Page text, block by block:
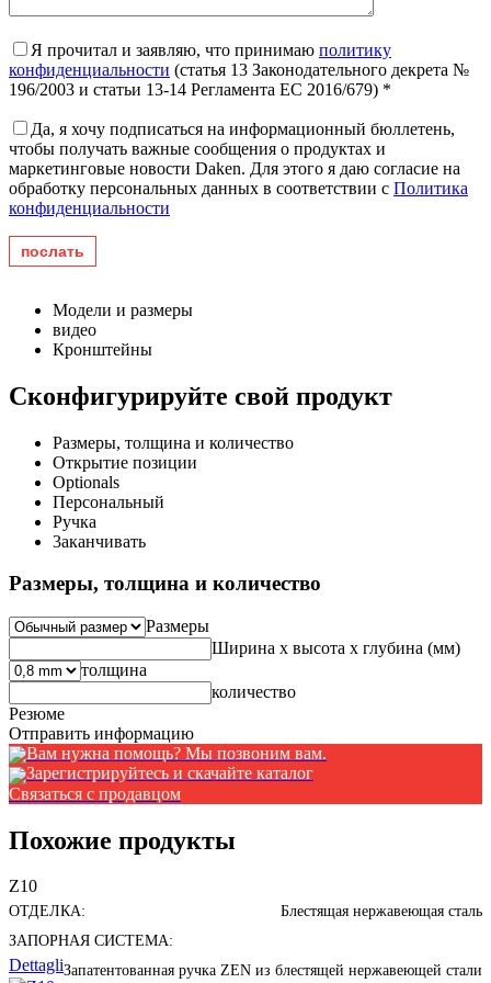
Я прочитал и заявляю, что принимаю политику
конфиденциальности (статья 13 Законодательного декрета №
196/2003 и статьи 13-14 Регламента ЕС 2016/679) *
Да, я хочу подписаться на информационный бюллетень,
чтобы получать важные сообщения о продуктах и ​​
маркетинговые новости Daken. Для этого я даю согласие на
обработку персональных данных в соответствии с Политика
конфиденциальности
Модели и размеры
видео
Кронштейны
Сконфигурируйте свой продукт
Размеры, толщина и количество
Открытие позиции
Optionals
Персональный
Ручка
3аканчивать
Размеры, толщина и количество
Размеры
Ширина x высота x глубина (мм)
толщина
количество
Резюме
Отправить информацию
Вам нужна помощь? Мы позвоним вам.
Зарегистрируйтесь и скачайте каталог
Связаться с продавцом
Похожие продукты
Z10
ОТДЕЛКА:
Блестящая нержавеющая сталь
ЗАПОРНАЯ СИСТЕМА:
Запатентованная ручка ZEN из блестящей нержавеющей стали
Dettagli